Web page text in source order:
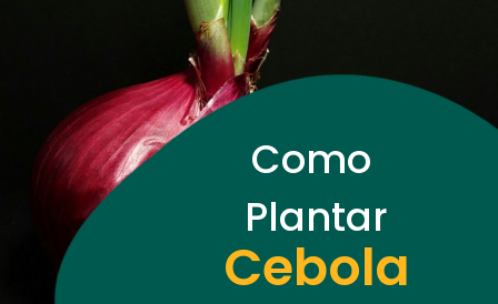
Cebola
Como
Plantar